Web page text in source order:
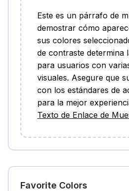
Este es un párrafo de
demostrar cómo
sus colores
de contraste determina
para usuarios con
visuales. Asegure que
con los estándares de
para la mejor
Texto de Enlace de
Favorite Colors